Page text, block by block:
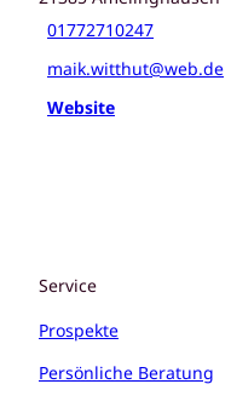
01772710247
maik.witthut@web.de
Website
Service
Prospekte
Persönliche Beratung